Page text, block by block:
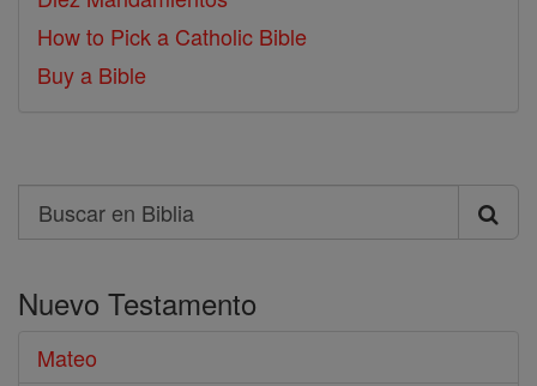
How to Pick a Catholic Bible
Buy a Bible
Search
Buscar
Biblia
Nuevo Testamento
Mateo